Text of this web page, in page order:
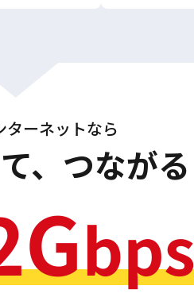
ターネットなら
、つなが